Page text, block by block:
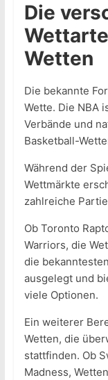
Die
Wetten
Die bekannte
Wette. Die NBA
Verbände und
Basketball-
Während der
Wettmärkte
zahlreiche
Ob Toronto
Warriors, die
die
ausgelegt und
viele Optionen.
Ein weiterer
Wetten, die
stattfinden. Ob
Madness,